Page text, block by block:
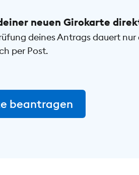
neuen Girokarte
deines Antrags dauert
per Post.
beantragen